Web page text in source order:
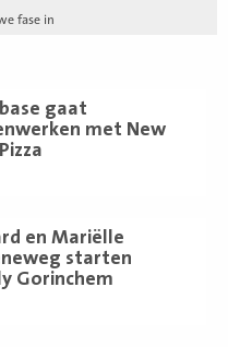
fase in
gaat
met New
en Mariëlle
starten
Gorinchem